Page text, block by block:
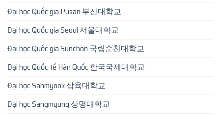
Đại học Quốc gia Pusan 부산대학교
Đại học Quốc gia Seoul 서울대학교
Đại học Quốc gia Sunchon 국립순천대학교
Đại học Quốc tế Hàn Quốc 한국국제대학교
Đại học Sahmyook 삼육대학교
Đại học Sangmyung 상명대학교